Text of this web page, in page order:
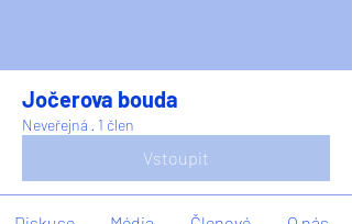
Jočerova bouda
Neveřejná · 1 člen
Vstoupit